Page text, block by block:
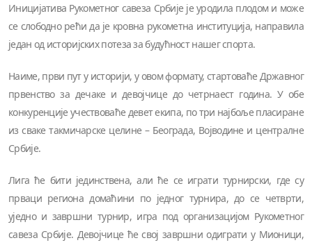
Иницијатива Рукометног савеза Србије је уродила плодом и може
се слободно рећи да је кровна рукометна институција, направила
један од историјских потеза за будућност нашег спорта.
Наиме, први пут у историји, у овом формату, стартоваће Државног
првенство за дечаке и девојчице до четрнаест година. У обе
конкуренције учествоваће девет екипа, по три најбоље пласиране
из сваке такмичарске целине – Београда, Војводине и централне
Србије.
Лига ће бити јединствена, али ће се играти турнирски, где су
прваци региона домаћини по једног турнира, до се четврти,
уједно и завршни турнир, игра под организацијом Рукометног
савеза Србије. Девојчице ће свој завршни одиграти у Мионици,